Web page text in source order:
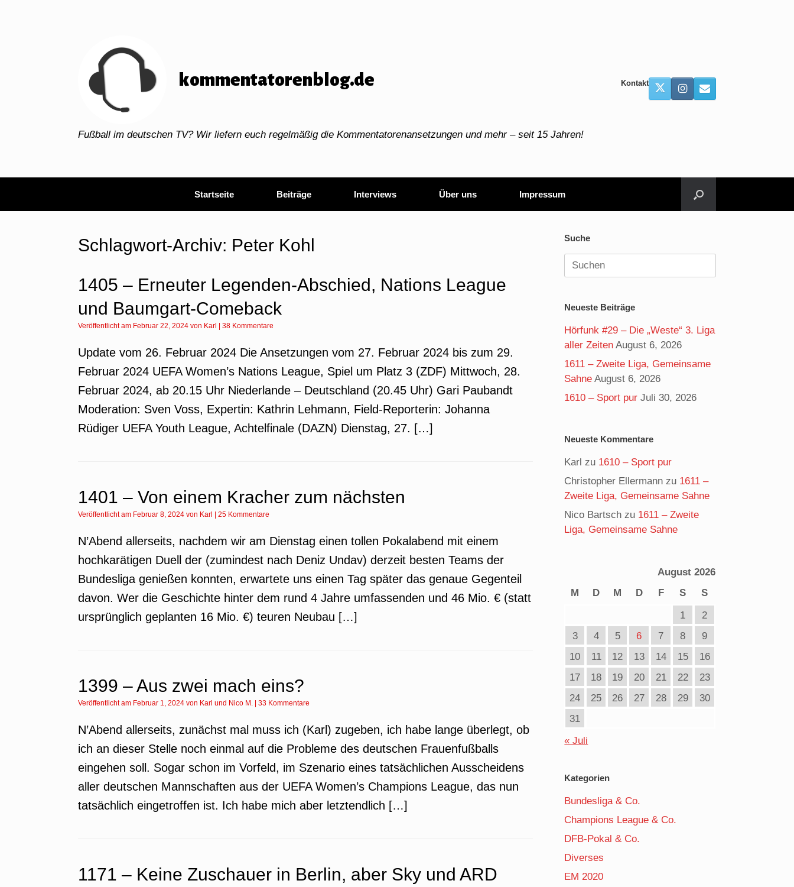
kommentatorenblog.de
Fußball im deutschen TV? Wir liefern euch regelmäßig die Kommentatorenansetzungen und mehr – seit 15 Jahren!
Kontakt
Startseite Beiträge Interviews Über uns Impressum
Schlagwort-Archiv: Peter Kohl
1405 – Erneuter Legenden-Abschied, Nations League
und Baumgart-Comeback
Veröffentlicht am Februar 22, 2024 von Karl 38 Kommentare
Update vom 26. Februar 2024 Die Ansetzungen vom 27. Februar 2024 bis zum 29.
Februar 2024 UEFA Women’s Nations League, Spiel um Platz 3 (ZDF) Mittwoch, 28.
Februar 2024, ab 20.15 Uhr Niederlande – Deutschland (20.45 Uhr) Gari Paubandt
Moderation: Sven Voss, Expertin: Kathrin Lehmann, Field-Reporterin: Johanna
Rüdiger UEFA Youth League, Achtelfinale (DAZN) Dienstag, 27. […]
1401 – Von einem Kracher zum nächsten
Veröffentlicht am Februar 8, 2024 von Karl 25 Kommentare
N’Abend allerseits, nachdem wir am Dienstag einen tollen Pokalabend mit einem
hochkarätigen Duell der (zumindest nach Deniz Undav) derzeit besten Teams der
Bundesliga genießen konnten, erwartete uns einen Tag später das genaue Gegenteil
davon. Wer die Geschichte hinter dem rund 4 Jahre umfassenden und 46 Mio. € (statt
ursprünglich geplanten 16 Mio. €) teuren Neubau […]
1399 – Aus zwei mach eins?
Veröffentlicht am Februar 1, 2024 von Karl und Nico M. 33 Kommentare
N’Abend allerseits, zunächst mal muss ich (Karl) zugeben, ich habe lange überlegt, ob
ich an dieser Stelle noch einmal auf die Probleme des deutschen Frauenfußballs
eingehen soll. Sogar schon im Vorfeld, im Szenario eines tatsächlichen Ausscheidens
aller deutschen Mannschaften aus der UEFA Women’s Champions League, das nun
tatsächlich eingetroffen ist. Ich habe mich aber letztendlich […]
1171 – Keine Zuschauer in Berlin, aber Sky und ARD
Suche
Suchen
nach:
Neueste Beiträge
Hörfunk #29 – Die „Weste“ 3. Liga
aller Zeiten August 6, 2026
1611 – Zweite Liga, Gemeinsame
Sahne August 6, 2026
1610 – Sport pur Juli 30, 2026
Neueste Kommentare
Karl zu 1610 – Sport pur
Christopher Ellermann zu 1611 –
Zweite Liga, Gemeinsame Sahne
Nico Bartsch zu 1611 – Zweite
Liga, Gemeinsame Sahne
August 2026
M
D M D F S
S
1
2
3
4 5 6 7 8
9
10
11 12 13 14 15
16
17
18 19 20 21 22
23
24
25 26 27 28 29
30
31
« Juli
Kategorien
Bundesliga & Co.
Champions League & Co.
DFB-Pokal & Co.
Diverses
EM 2020